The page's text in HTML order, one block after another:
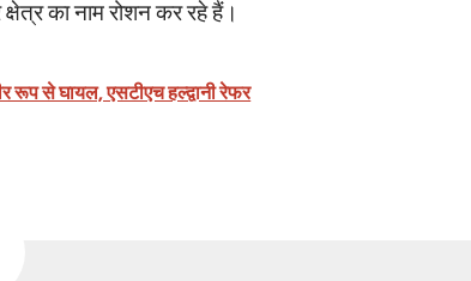
का नाम रोशन कर रहे हैं।
से घायल, एसटीएच हल्द्वानी रेफर